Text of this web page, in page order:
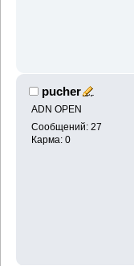
pucher
ADN OPEN
Сообщений: 27
Карма: 0